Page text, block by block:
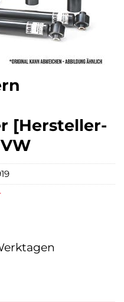
[Hersteller-